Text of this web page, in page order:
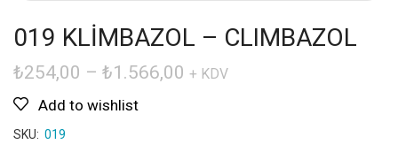
019 KLİMBAZOL – CLIMBAZOL
₺254,00 – ₺1.566,00 + KDV
Add to wishlist
SKU: 019